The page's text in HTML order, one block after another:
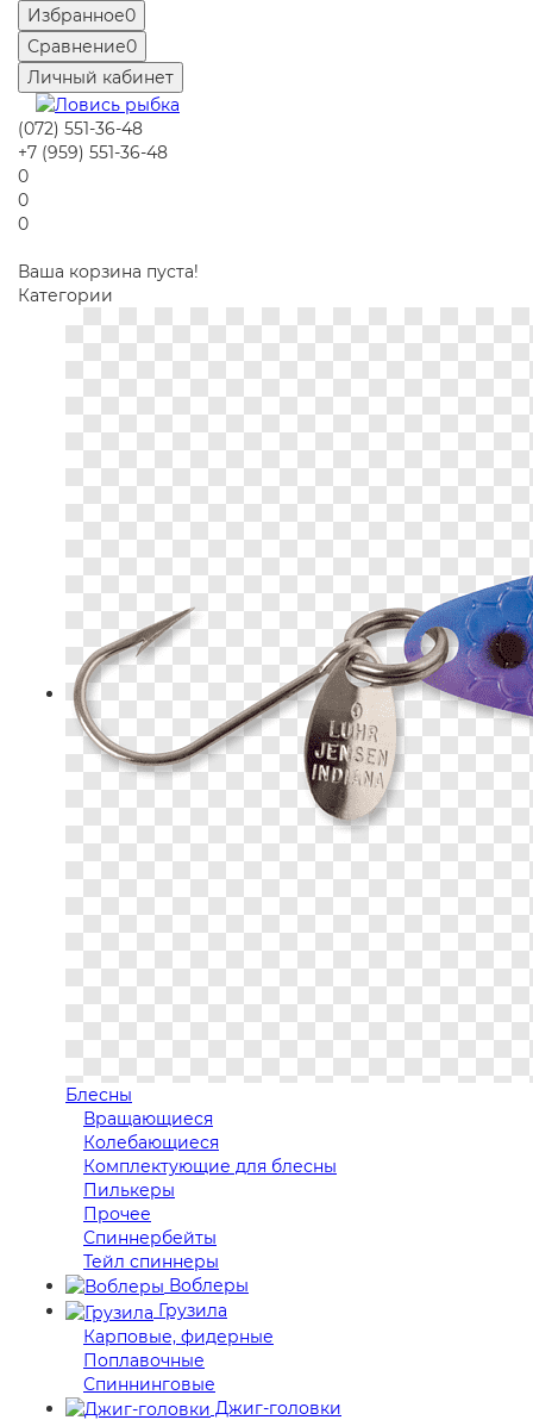
Избранное0
Сравнение0
Личный кабинет
(072) 551-36-48
+7 (959) 551-36-48
0
0
0
Ваша корзина пуста!
Категории
Блесны
Вращающиеся
Колебающиеся
Комплектующие для блесны
Пилькеры
Прочее
Спиннербейты
Тейл спиннеры
Воблеры
Грузила
Карповые, фидерные
Поплавочные
Спиннинговые
Джиг-головки